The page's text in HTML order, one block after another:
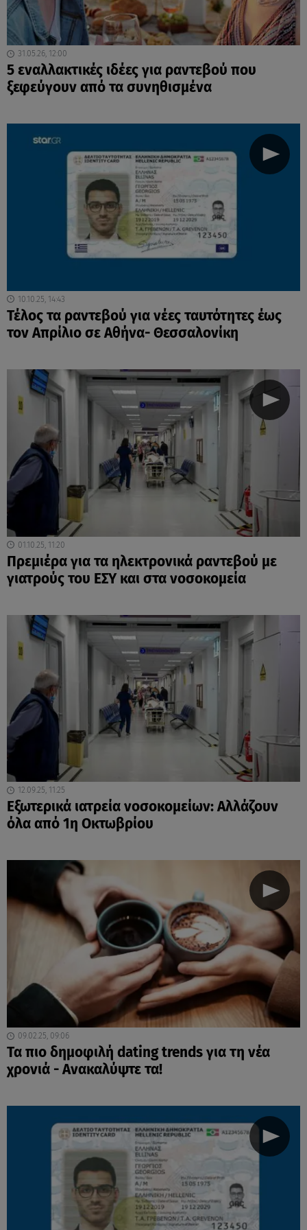
31.05.26, 12:00
5 εναλλακτικές ιδέες για ραντεβού που
ξεφεύγουν από τα συνηθισμένα
10.10.25, 14:43
Τέλος τα ραντεβού για νέες ταυτότητες έως
τον Απρίλιο σε Αθήνα- Θεσσαλονίκη
01.10.25, 11:20
Πρεμιέρα για τα ηλεκτρονικά ραντεβού με
γιατρούς του ΕΣΥ και στα νοσοκομεία
12.09.25, 11:25
Εξωτερικά ιατρεία νοσοκομείων: Αλλάζουν
όλα από 1η Οκτωβρίου
09.02.25, 09:06
Τα πιο δημοφιλή dating trends για τη νέα
χρονιά - Ανακαλύψτε τα!